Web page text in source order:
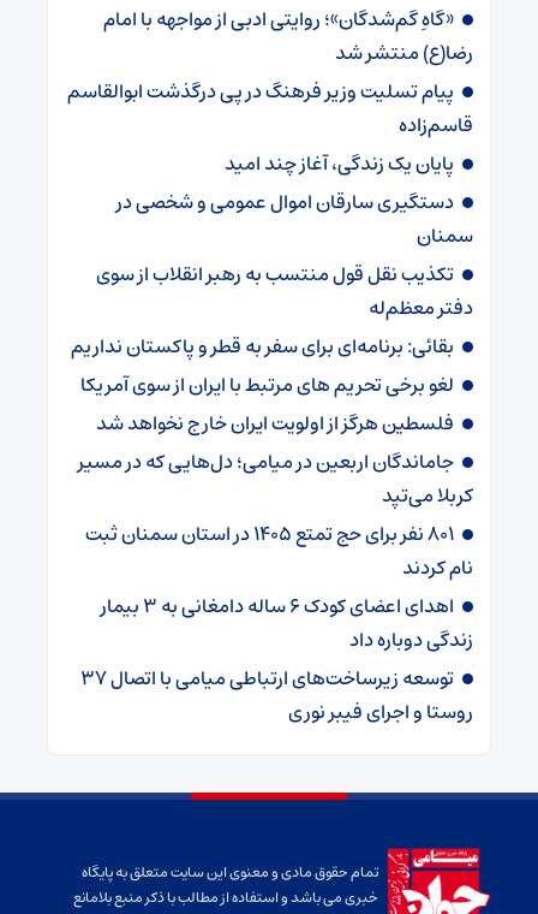
«گاهِ گم‌شدگان»؛ روایتی ادبی از مواجهه با امام
رضا(ع) منتشر شد
پیام تسلیت وزیر فرهنگ در پی درگذشت ابوالقاسم
قاسم‌زاده
پایان یک زندگی، آغاز چند امید
دستگیری سارقان اموال عمومی و شخصی در
سمنان
تکذیب نقل قول منتسب به رهبر انقلاب از سوی
دفتر معظم‌له
بقائی: برنامه‌ای برای سفر به قطر و پاکستان نداریم
لغو برخی تحریم های مرتبط با ایران از سوی آمریکا
فلسطین هرگز از اولویت ایران خارج نخواهد شد
جاماندگان اربعین در میامی؛ دل‌هایی که در مسیر
کربلا می‌تپد
۸۰۱ نفر برای حج تمتع ۱۴۰۵ در استان سمنان ثبت
نام کردند
اهدای اعضای کودک ۶ ساله دامغانی به ۳ بیمار
زندگی دوباره داد
توسعه زیرساخت‌های ارتباطی میامی با اتصال ۳۷
روستا و اجرای فیبر نوری
تمام حقوق مادی و معنوی این سایت متعلق به پایگاه
خبری می باشد و استفاده از مطالب با ذکر منبع بلامانع